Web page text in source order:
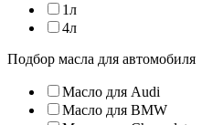
1л
4л
Подбор масла для автомобиля
Масло для Audi
Масло для BMW